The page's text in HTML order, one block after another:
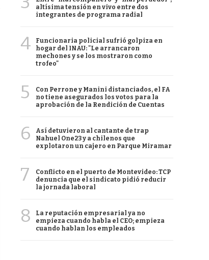
altísima tensión en vivo entre dos
integrantes de programa radial
4
Funcionaria policial sufrió golpiza en
hogar del INAU: "Le arrancaron
mechones y se los mostraron como
trofeo"
5
Con Perrone y Manini distanciados, el FA
no tiene asegurados los votos para la
aprobación de la Rendición de Cuentas
6
Así detuvieron al cantante de trap
Nahuel One23 y a chilenos que
explotaron un cajero en Parque Miramar
7
Conflicto en el puerto de Montevideo: TCP
denuncia que el sindicato pidió reducir
la jornada laboral
8
La reputación empresarial ya no
empieza cuando habla el CEO; empieza
cuando hablan los empleados